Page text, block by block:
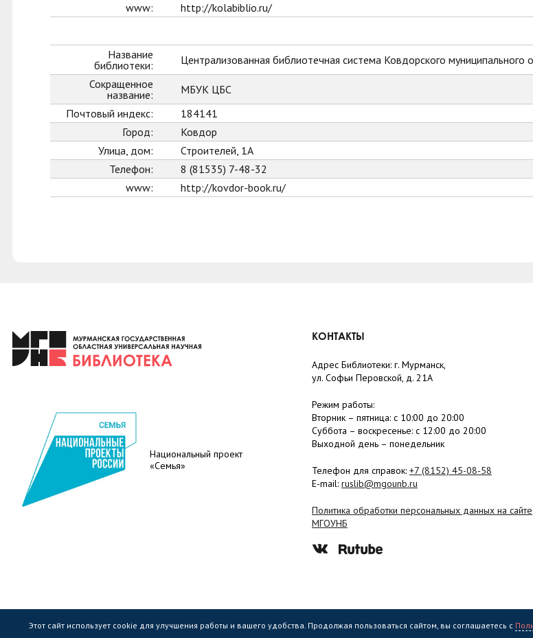
www:
http://kolabiblio.ru/
Название
библиотеки:
Централизованная библиотечная система Ковдорского муниципального
Сокращенное
название:
МБУК ЦБС
Почтовый индекс:
184141
Город:
Ковдор
Улица, дом:
Строителей, 1А
Телефон:
8 (81535) 7-48-32
www:
http://kovdor-book.ru/
Национальный проект
«Семья»
КОНТАКТЫ
Адрес Библиотеки: г. Мурманск,
ул. Софьи Перовской, д. 21А
Режим работы:
Вторник – пятница: с 10:00 до 20:00
Суббота – воскресенье: c 12:00 до 20:00
Выходной день – понедельник
Телефон для справок: +7 (8152) 45-08-58
E-mail: ruslib@mgounb.ru
Политика обработки персональных данных на сайте
МГОУНБ
Этот сайт использует cookie для улучшения работы и вашего удобства. Продолжая пользоваться сайтом, вы соглашаетесь с